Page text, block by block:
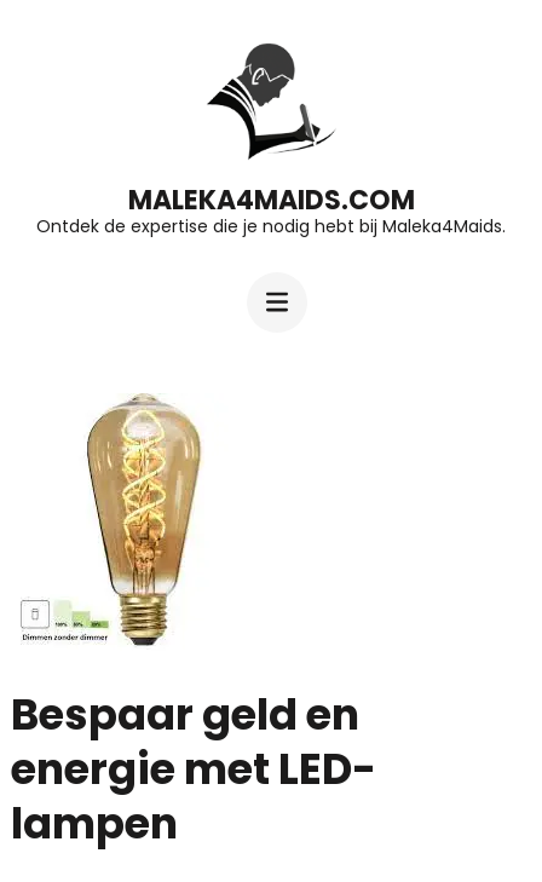
Enter)
MALEKA4MAIDS.COM
Ontdek de expertise die je nodig hebt bij Maleka4Maids.
Bespaar geld en
energie met LED-
lampen